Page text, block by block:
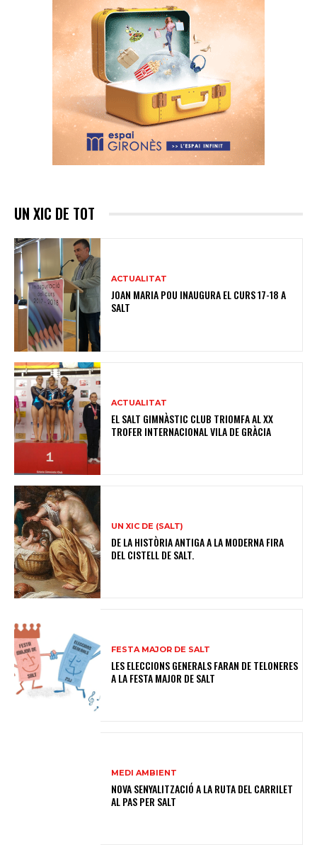
UN XIC DE TOT
ACTUALITAT
JOAN MARIA POU INAUGURA EL CURS 17-18 A
SALT
ACTUALITAT
EL SALT GIMNÀSTIC CLUB TRIOMFA AL XX
TROFER INTERNACIONAL VILA DE GRÀCIA
UN XIC DE (SALT)
DE LA HISTÒRIA ANTIGA A LA MODERNA FIRA
DEL CISTELL DE SALT.
FESTA MAJOR DE SALT
LES ELECCIONS GENERALS FARAN DE TELONERES
A LA FESTA MAJOR DE SALT
MEDI AMBIENT
NOVA SENYALITZACIÓ A LA RUTA DEL CARRILET
AL PAS PER SALT